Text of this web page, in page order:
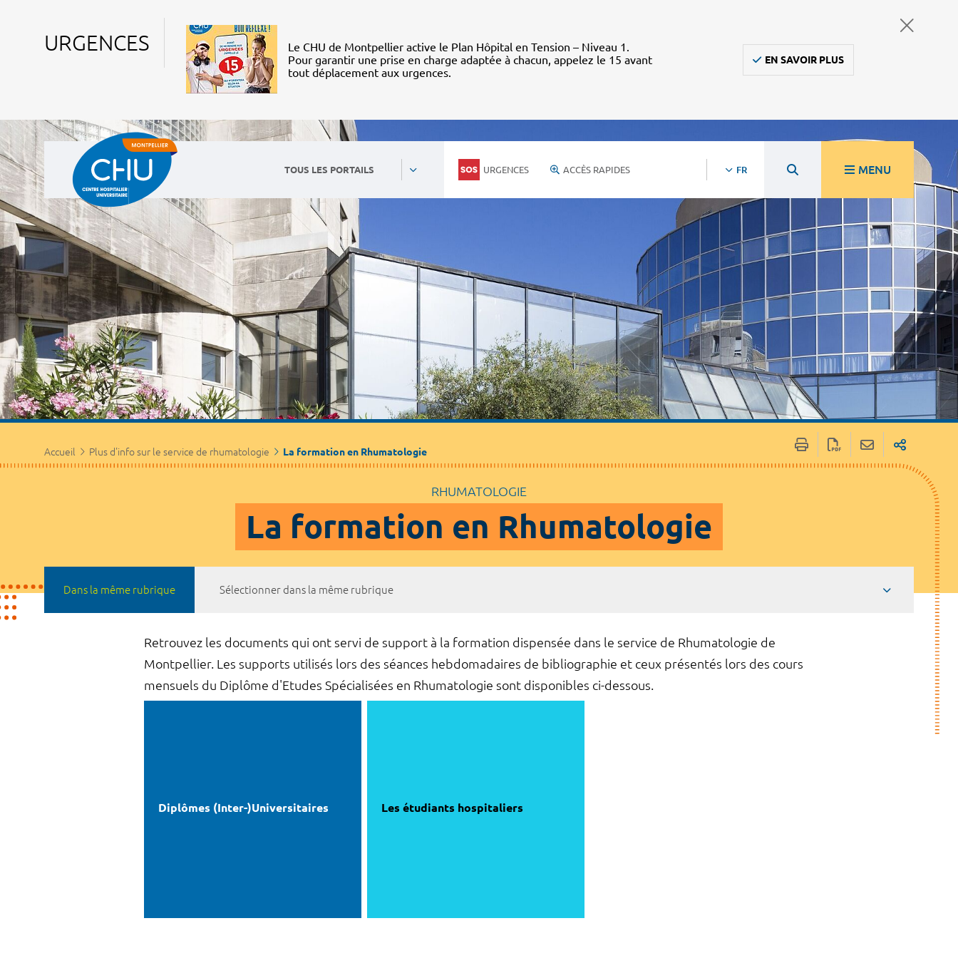
URGENCES
Le CHU de Montpellier active le Plan Hôpital en Tension – Niveau 1.
Pour garantir une prise en charge adaptée à chacun, appelez le 15 avant
tout déplacement aux urgences.
EN SAVOIR PLUS
TOUS LES PORTAILS URGENCES ACCÈS RAPIDES FR MENU
Accueil Plus d'info sur le service de rhumatologie La formation en Rhumatologie
RHUMATOLOGIE
La formation en Rhumatologie
Dans la même rubrique Sélectionner dans la même rubrique
Retrouvez les documents qui ont servi de support à la formation dispensée dans le service de Rhumatologie de
Montpellier. Les supports utilisés lors des séances hebdomadaires de bibliographie et ceux présentés lors des cours
mensuels du Diplôme d'Etudes Spécialisées en Rhumatologie sont disponibles ci-dessous.
Diplômes (Inter-)Universitaires Les étudiants hospitaliers